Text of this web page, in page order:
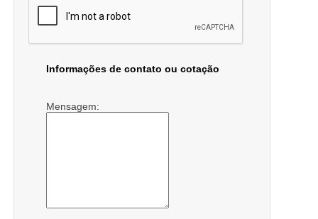
Informações de contato ou cotação
Mensagem: